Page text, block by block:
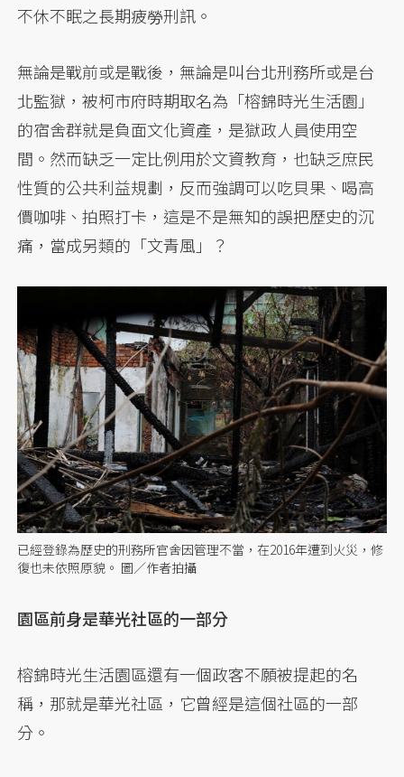
不休不眠之長期疲勞刑訊。
無論是戰前或是戰後，無論是叫台北刑務所或是台
北監獄，被柯市府時期取名為「榕錦時光生活園」
的宿舍群就是負面文化資產，是獄政人員使用空
間。然而缺乏一定比例用於文資教育，也缺乏庶民
性質的公共利益規劃，反而強調可以吃貝果、喝高
價咖啡、拍照打卡，這是不是無知的誤把歷史的沉
痛，當成另類的「文青風」？
已經登錄為歷史的刑務所官舍因管理不當，在2016年遭到火災，修
復也未依照原貌。 圖／作者拍攝
園區前身是華光社區的一部分
榕錦時光生活園區還有一個政客不願被提起的名
稱，那就是華光社區，它曾經是這個社區的一部
分。